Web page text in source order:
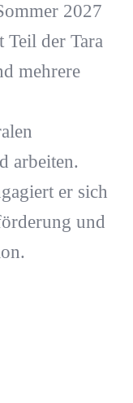
2027
Teil der Tara
mehrere
arbeiten.
er sich
und